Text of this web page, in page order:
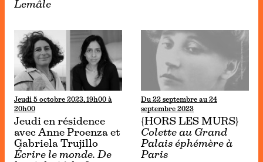
Lemâle
Jeudi 5 octobre 2023, 19h00 à
20h00
Jeudi en résidence
avec Anne Proenza et
Gabriela Trujillo
Écrire le monde. De
Du 22 septembre au 24
septembre 2023
{HORS LES MURS}
Colette au Grand
Palais éphémère à
Paris